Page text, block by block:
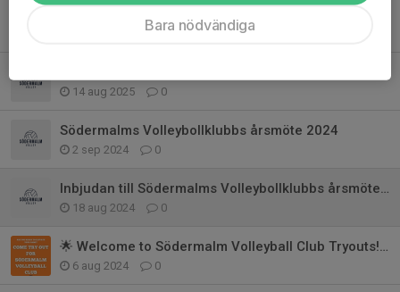
0
14 aug 2025 0
Södermalms Volleybollklubbs årsmöte 2024
2 sep 2024 0
Inbjudan till Södermalms Volleybollklubbs årsmöte 2024
18 aug 2024 0
🌟 Welcome to Södermalm Volleyball Club Tryouts! 🌟
6 aug 2024 0
Bara nödvändiga